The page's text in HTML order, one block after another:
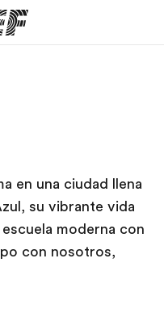
oficina
en una ciudad llena
su vibrante vida
moderna con
con nosotros,